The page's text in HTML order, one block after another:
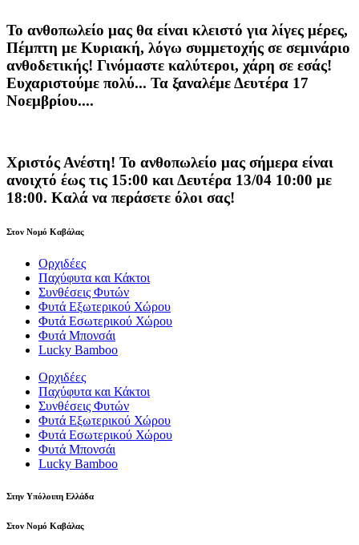
Το ανθοπωλείο μας θα είναι κλειστό για λίγες μέρες,
Πέμπτη με Κυριακή, λόγω συμμετοχής σε σεμινάριο
ανθοδετικής! Γινόμαστε καλύτεροι, χάρη σε εσάς!
Ευχαριστούμε πολύ... Τα ξαναλέμε Δευτέρα 17
Νοεμβρίου....
Χριστός Ανέστη! Το ανθοπωλείο μας σήμερα είναι
ανοιχτό έως τις 15:00 και Δευτέρα 13/04 10:00 με
18:00. Καλά να περάσετε όλοι σας!
Στον Νομό Καβάλας
Ορχιδέες
Παχύφυτα και Κάκτοι
Συνθέσεις Φυτών
Φυτά Εξωτερικού Χώρου
Φυτά Εσωτερικού Χώρου
Φυτά Μπονσάι
Lucky Bamboo
Ορχιδέες
Παχύφυτα και Κάκτοι
Συνθέσεις Φυτών
Φυτά Εξωτερικού Χώρου
Φυτά Εσωτερικού Χώρου
Φυτά Μπονσάι
Lucky Bamboo
Στην Υπόλοιπη Ελλάδα
Στον Νομό Καβάλας